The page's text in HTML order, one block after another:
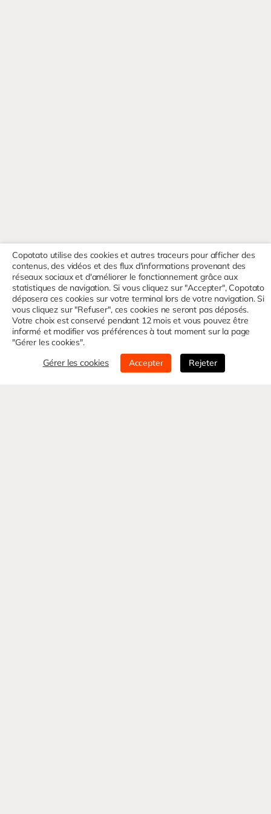
Copotato utilise des cookies et autres traceurs pour afficher des
contenus, des vidéos et des flux d'informations provenant des
réseaux sociaux et d'améliorer le fonctionnement grâce aux
statistiques de navigation. Si vous cliquez sur "Accepter", Copotato
déposera ces cookies sur votre terminal lors de votre navigation. Si
vous cliquez sur "Refuser", ces cookies ne seront pas déposés.
Votre choix est conservé pendant 12 mois et vous pouvez être
informé et modifier vos préférences à tout moment sur la page
"Gérer les cookies".
Gérer les cookies Accepter Rejeter